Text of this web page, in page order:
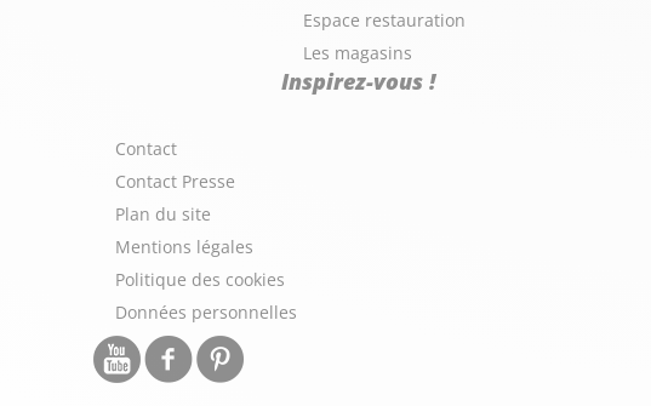
Espace restauration
Les magasins
Inspirez-vous !
Contact
Contact Presse
Plan du site
Mentions légales
Politique des cookies
Données personnelles